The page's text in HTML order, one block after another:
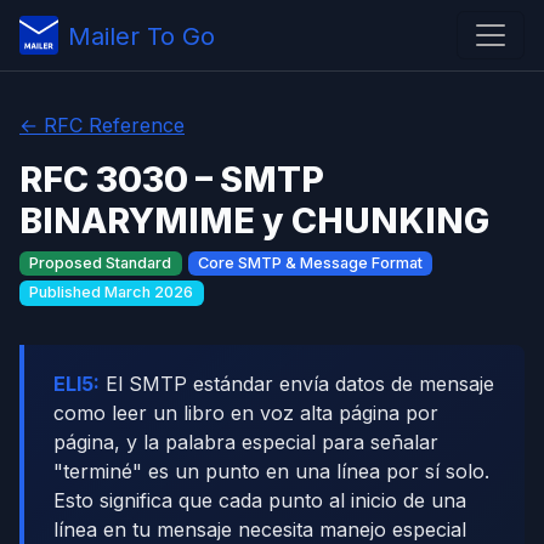
Mailer To Go
← RFC Reference
RFC 3030 – SMTP
BINARYMIME y CHUNKING
Proposed Standard
Core SMTP & Message Format
Published March 2026
ELI5: El SMTP estándar envía datos de mensaje
como leer un libro en voz alta página por
página, y la palabra especial para señalar
"terminé" es un punto en una línea por sí solo.
Esto significa que cada punto al inicio de una
línea en tu mensaje necesita manejo especial